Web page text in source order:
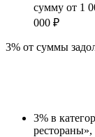
сумму от 1
000 ₽
3% от суммы
3% в